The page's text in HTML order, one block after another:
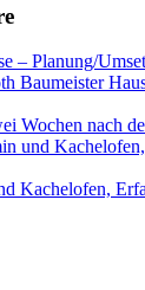
– Planung/
Baumeister
Wochen nach
und
Kachelofen,